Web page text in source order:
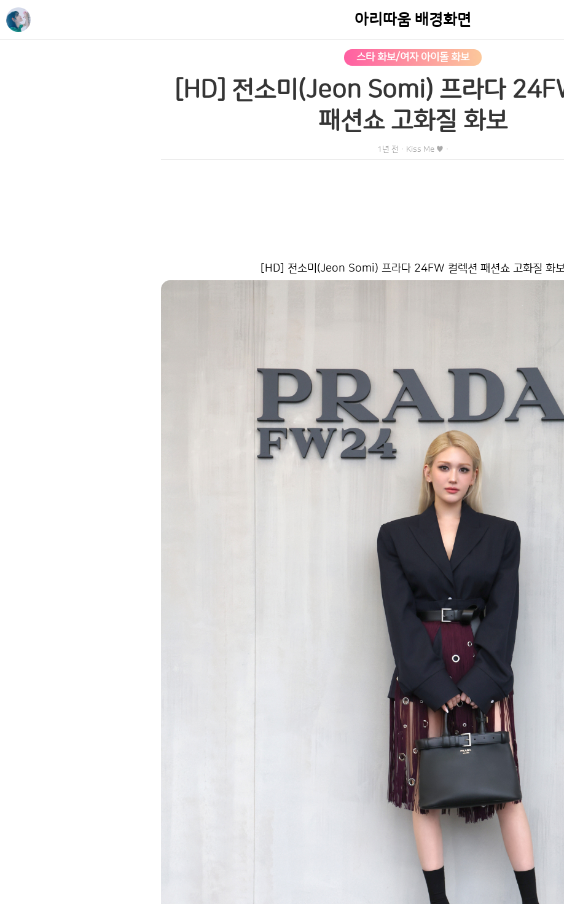
아리따움 배경화면
스타 화보/여자 아이돌 화보
[HD] 전소미(Jeon Somi) 프라다
패션쇼 고화질 화보
1년 전 · Kiss Me ♥ ·
[HD] 전소미(Jeon Somi) 프라다 24FW 컬렉션 패션쇼 고화질 화